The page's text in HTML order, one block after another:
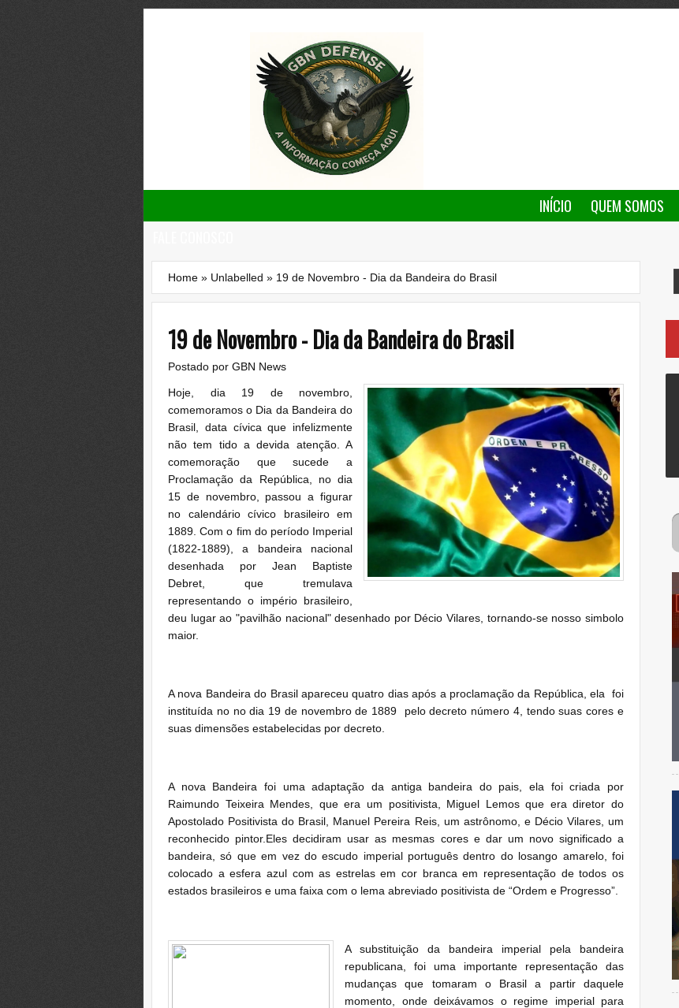
INÍCIO QUEM SOMOS
Home » Unlabelled » 19 de Novembro - Dia da Bandeira do Brasil
19 de Novembro - Dia da Bandeira do Brasil
Postado por GBN News
Hoje, dia 19 de novembro,
comemoramos o Dia da Bandeira do
Brasil , data cívica que infelizmente
não tem tido a devida atenção. A
comemoração que sucede a
Proclamação da República, no dia
15 de novembro, passou a figurar
no calendário cívico brasileiro em
1889. Com o fim do período Imperial
(1822-1889), a bandeira nacional
desenhada por Jean Baptiste
Debret, que tremulava
representando o império brasileiro,
deu lugar ao "pavilhão nacional" desenhado por Décio Vilares, tornando-se nosso simbolo
maior.
A nova Bandeira do Brasil apareceu quatro dias após a proclamação da República, ela foi
instituída no no dia 19 de novembro de 1889 pelo decreto número 4, tendo suas cores e
suas dimensões estabelecidas por decreto.
A nova Bandeira foi uma adaptação da antiga bandeira do pais, ela foi criada por
Raimundo Teixeira Mendes, que era um positivista, Miguel Lemos que era diretor do
Apostolado Positivista do Brasil, Manuel Pereira Reis, um astrônomo, e Décio Vilares, um
reconhecido pintor.Eles decidiram usar as mesmas cores e dar um novo significado a
bandeira, só que em vez do escudo imperial português dentro do losango amarelo, foi
colocado a esfera azul com as estrelas em cor branca em representação de todos os
estados brasileiros e uma faixa com o lema abreviado positivista de “Ordem e Progresso”
A substituição da bandeira imperial pela bandeira
republicana, foi uma importante representação das
mudanças que tomaram o Brasil a partir daquele
momento, onde deixávamos o regime imperial para